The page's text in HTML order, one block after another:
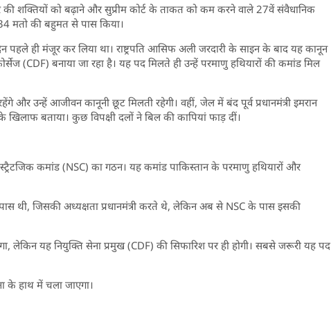
शक्तियों को बढ़ाने और सुप्रीम कोर्ट के ताकत को कम करने वाले 27वें संवैधानिक
मतो की बहुमत से पास किया।
पहले ही मंजूर कर लिया था। राष्ट्रपति आसिफ अली जरदारी के साइन के बाद यह कानून
(CDF) बनाया जा रहा है। यह पद मिलते ही उन्हें परमाणु हथियारों की कमांड मिल
और उन्हें आजीवन कानूनी छूट मिलती रहेगी। वहीं, जेल में बंद पूर्व प्रधानमंत्री इमरान
खिलाफ बताया। कुछ विपक्षी दलों ने बिल की कापियां फाड़ दीं।
कमांड (NSC) का गठन। यह कमांड पाकिस्तान के परमाणु हथियारों और
थी, जिसकी अध्यक्षता प्रधानमंत्री करते थे, लेकिन अब से NSC के पास इसकी
लेकिन यह नियुक्ति सेना प्रमुख (CDF) की सिफारिश पर ही होगी। सबसे जरूरी यह पद
के हाथ में चला जाएगा।